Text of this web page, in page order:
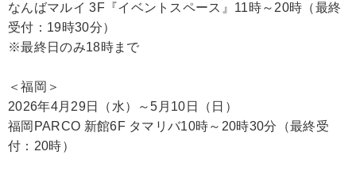
なんばマルイ 3F『イベントスペース』11時～20時（最終
受付：19時30分）
※最終日のみ18時まで
＜福岡＞
2026年4月29日（水）～5月10日（日）
福岡PARCO 新館6F タマリバ10時～20時30分（最終受
付：20時）